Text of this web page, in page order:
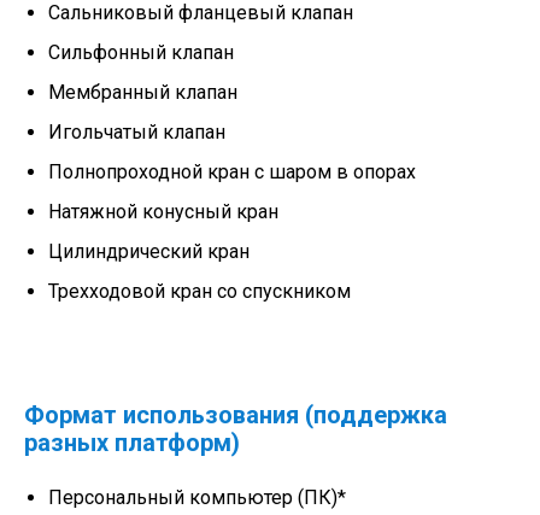
Сальниковый фланцевый клапан
Сильфонный клапан
Мембранный клапан
Игольчатый клапан
Полнопроходной кран с шаром в опорах
Натяжной конусный кран
Цилиндрический кран
Трехходовой кран со спускником
Формат использования (поддержка
разных платформ)
Персональный компьютер (ПК)*